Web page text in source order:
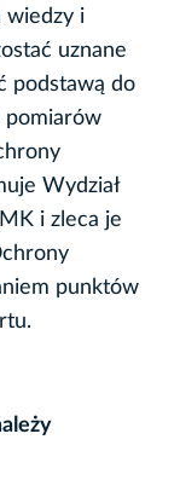
wiedzy i
uznane
podstawą do
pomiarów
Wydział
i zleca je
punktów